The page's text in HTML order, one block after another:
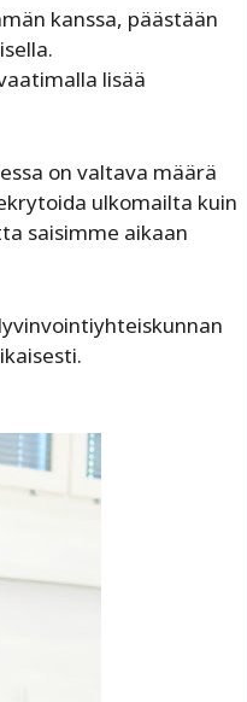
kanssa, päästään
lisää
on valtava määrä
ulkomailta kuin
saisimme aikaan